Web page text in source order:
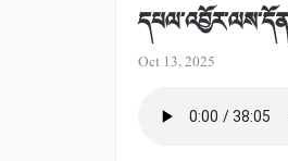
Oct 13, 2025